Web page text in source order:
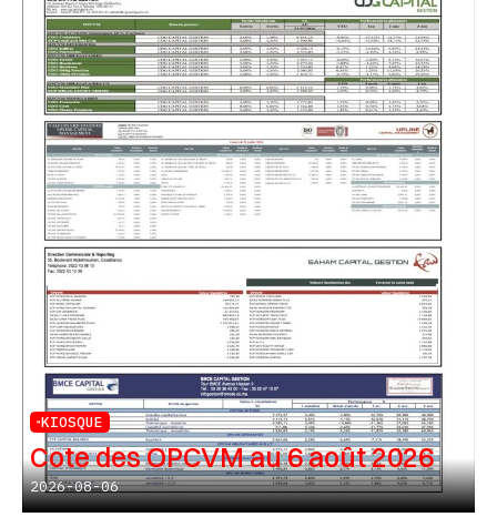
KIOSQUE
Cote des OPCVM au 6 août 2026
2026-08-06